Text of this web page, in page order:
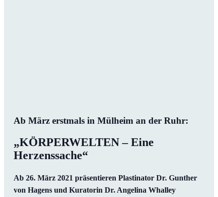
Ab März erstmals in Mülheim an der Ruhr:
„KÖRPERWELTEN – Eine
Herzenssache“
Ab 26. März 2021 präsentieren Plastinator Dr. Gunther
von Hagens und Kuratorin Dr. Angelina Whalley